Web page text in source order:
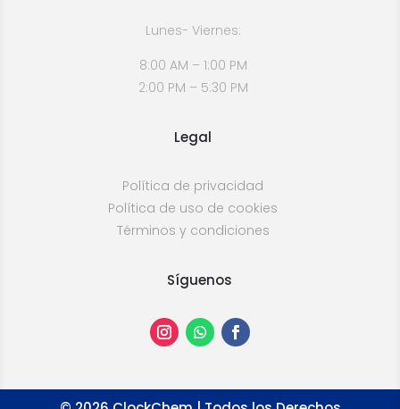
Lunes- Viernes:
8:00 AM – 1:00 PM
2:00 PM – 5:30 PM
Legal
Política de privacidad
Política de uso de cookies
Términos y condiciones
Síguenos